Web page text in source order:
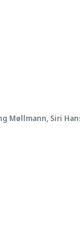
Møllmann, Siri